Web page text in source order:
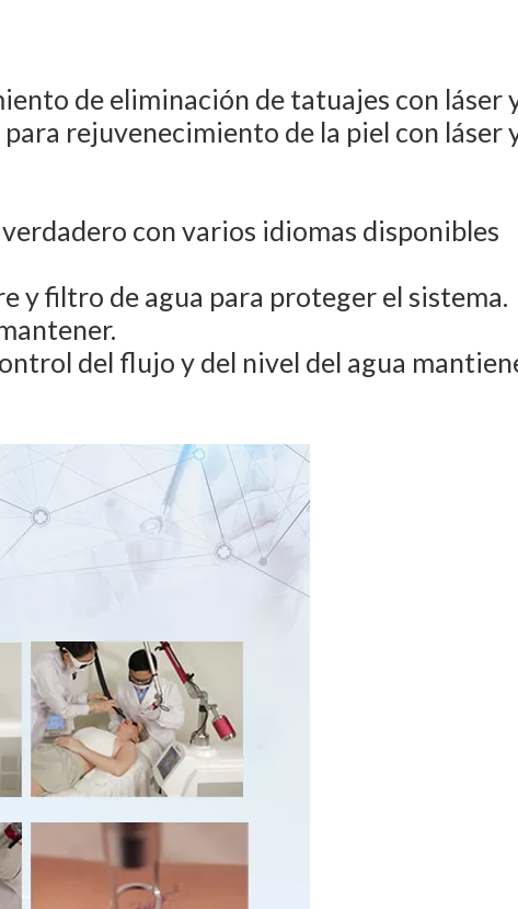
de eliminación de tatuajes con láser
rejuvenecimiento de la piel con láser
con varios idiomas disponibles
y filtro de agua para proteger el sistema.
del flujo y del nivel del agua